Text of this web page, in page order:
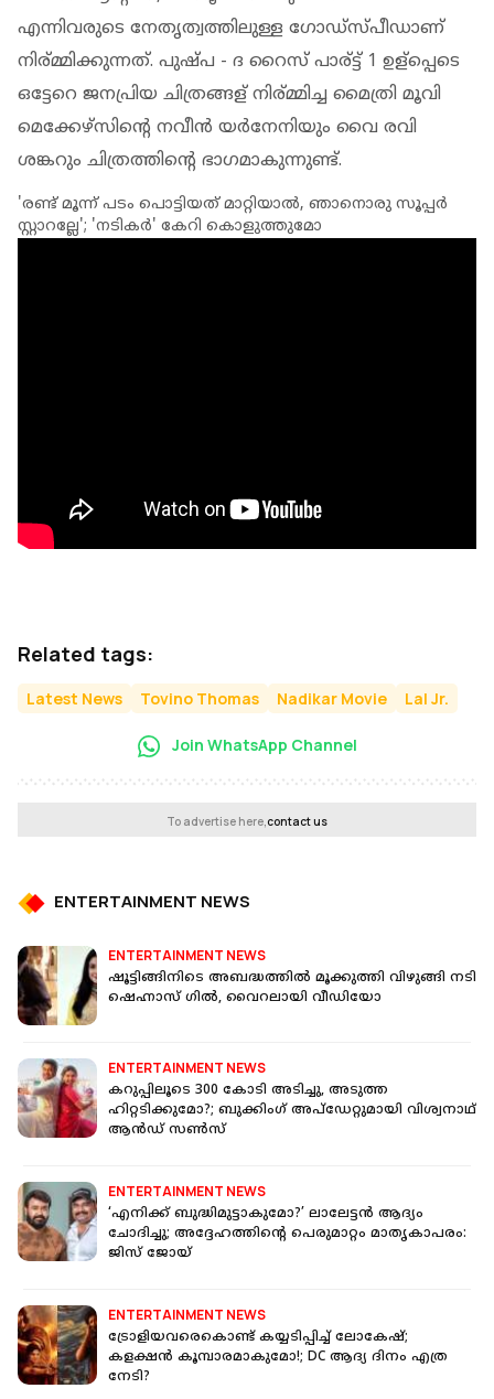
എന്നിവരുടെ നേതൃത്വത്തിലുള്ള ഗോഡ്സ്പീഡാണ്
നിര്മ്മിക്കുന്നത്. പുഷ്പ - ദ റൈസ് പാര്ട്ട് 1 ഉള്പ്പെടെ
ഒട്ടേറെ ജനപ്രിയ ചിത്രങ്ങള് നിര്മ്മിച്ച മൈത്രി മൂവി
മെക്കേഴ്സിന്റെ നവീൻ യർനേനിയും വൈ രവി
ശങ്കറും ചിത്രത്തിന്റെ ഭാഗമാകുന്നുണ്ട്.
'രണ്ട് മൂന്ന് പടം പൊട്ടിയത് മാറ്റിയാൽ, ഞാനൊരു സൂപ്പർ
സ്റ്റാറല്ലേ'; 'നടികർ' കേറി കൊളുത്തുമോ
Related tags:
Latest News Tovino Thomas Nadikar Movie Lal Jr.
Join WhatsApp Channel
To advertise here,contact us
ENTERTAINMENT NEWS
ENTERTAINMENT NEWS
ഷൂട്ടിങ്ങിനിടെ അബദ്ധത്തില്‍ മൂക്കുത്തി വിഴുങ്ങി നടി
ഷെഹ്നാസ് ഗില്‍, വൈറലായി വീഡിയോ
ENTERTAINMENT NEWS
കറുപ്പിലൂടെ 300 കോടി അടിച്ചു, അടുത്ത
ഹിറ്റടിക്കുമോ?; ബുക്കിംഗ് അപ്‌ഡേറ്റുമായി വിശ്വനാഥ്
ആൻഡ് സൺസ്
ENTERTAINMENT NEWS
‘എനിക്ക് ബുദ്ധിമുട്ടാകുമോ?’ ലാലേട്ടൻ ആദ്യം
ചോദിച്ചു; അദ്ദേഹത്തിന്റെ പെരുമാറ്റം മാതൃകാപരം:
ജിസ് ജോയ്
ENTERTAINMENT NEWS
ട്രോളിയവരെകൊണ്ട് കയ്യടിപ്പിച്ച് ലോകേഷ്;
കളക്ഷൻ കൂമ്പാരമാകുമോ!; DC ആദ്യ ദിനം എത്ര
നേടി?